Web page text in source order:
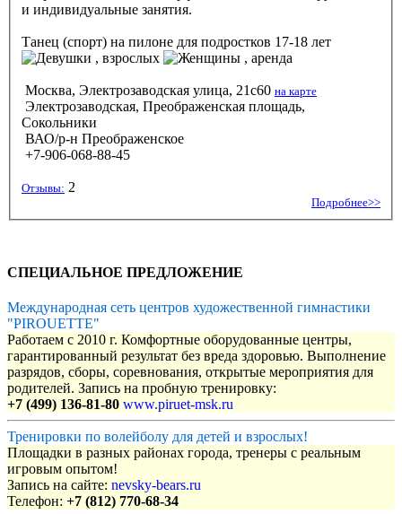
и индивидуальные занятия.
Танец (спорт) на пилоне для подростков 17-18 лет
, взрослых
, аренда
Москва, Электрозаводская улица, 21с60 на карте
Электрозаводская, Преображенская площадь,
Сокольники
ВАО/р-н Преображенское
+7-906-068-88-45
Отзывы: 2
Подробнее>>
СПЕЦИАЛЬНОЕ ПРЕДЛОЖЕНИЕ
Международная сеть центров художественной гимнастики
"PIROUETTE"
Работаем с 2010 г. Комфортные оборудованные центры,
гарантированный результат без вреда здоровью. Выполнение
разрядов, сборы, соревнования, открытые мероприятия для
родителей. Запись на пробную тренировку:
+7 (499) 136-81-80 www.piruet-msk.ru
Тренировки по волейболу для детей и взрослых!
Площадки в разных районах города, тренеры с реальным
игровым опытом!
Запись на сайте: nevsky-bears.ru
Телефон: +7 (812) 770-68-34